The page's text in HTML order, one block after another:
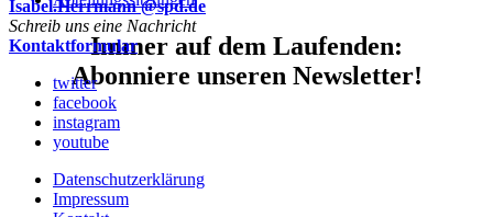
Immer auf dem Laufenden:
Abonniere unseren Newsletter!
Isabel.Herrmann @spd.de
Schreib uns eine Nachricht
Kontaktformular
twitter
facebook
instagram
youtube
Datenschutzerklärung
Impressum